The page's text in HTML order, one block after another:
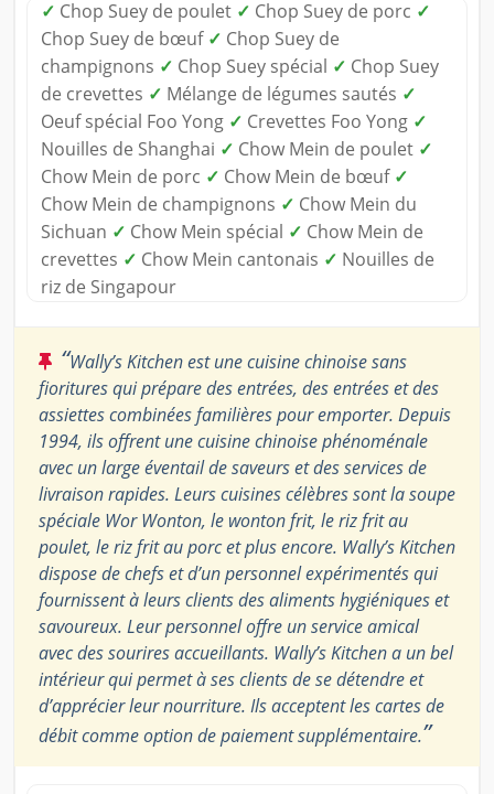
✓ Chop Suey de poulet ✓ Chop Suey de porc ✓
Chop Suey de bœuf ✓ Chop Suey de
champignons ✓ Chop Suey spécial ✓ Chop Suey
de crevettes ✓ Mélange de légumes sautés ✓
Oeuf spécial Foo Yong ✓ Crevettes Foo Yong ✓
Nouilles de Shanghai ✓ Chow Mein de poulet ✓
Chow Mein de porc ✓ Chow Mein de bœuf ✓
Chow Mein de champignons ✓ Chow Mein du
Sichuan ✓ Chow Mein spécial ✓ Chow Mein de
crevettes ✓ Chow Mein cantonais ✓ Nouilles de
riz de Singapour
“Wally’s Kitchen est une cuisine chinoise sans
fioritures qui prépare des entrées, des entrées et des
assiettes combinées familières pour emporter. Depuis
1994, ils offrent une cuisine chinoise phénoménale
avec un large éventail de saveurs et des services de
livraison rapides. Leurs cuisines célèbres sont la soupe
spéciale Wor Wonton, le wonton frit, le riz frit au
poulet, le riz frit au porc et plus encore. Wally’s Kitchen
dispose de chefs et d’un personnel expérimentés qui
fournissent à leurs clients des aliments hygiéniques et
savoureux. Leur personnel offre un service amical
avec des sourires accueillants. Wally’s Kitchen a un bel
intérieur qui permet à ses clients de se détendre et
d’apprécier leur nourriture. Ils acceptent les cartes de
débit comme option de paiement supplémentaire.”